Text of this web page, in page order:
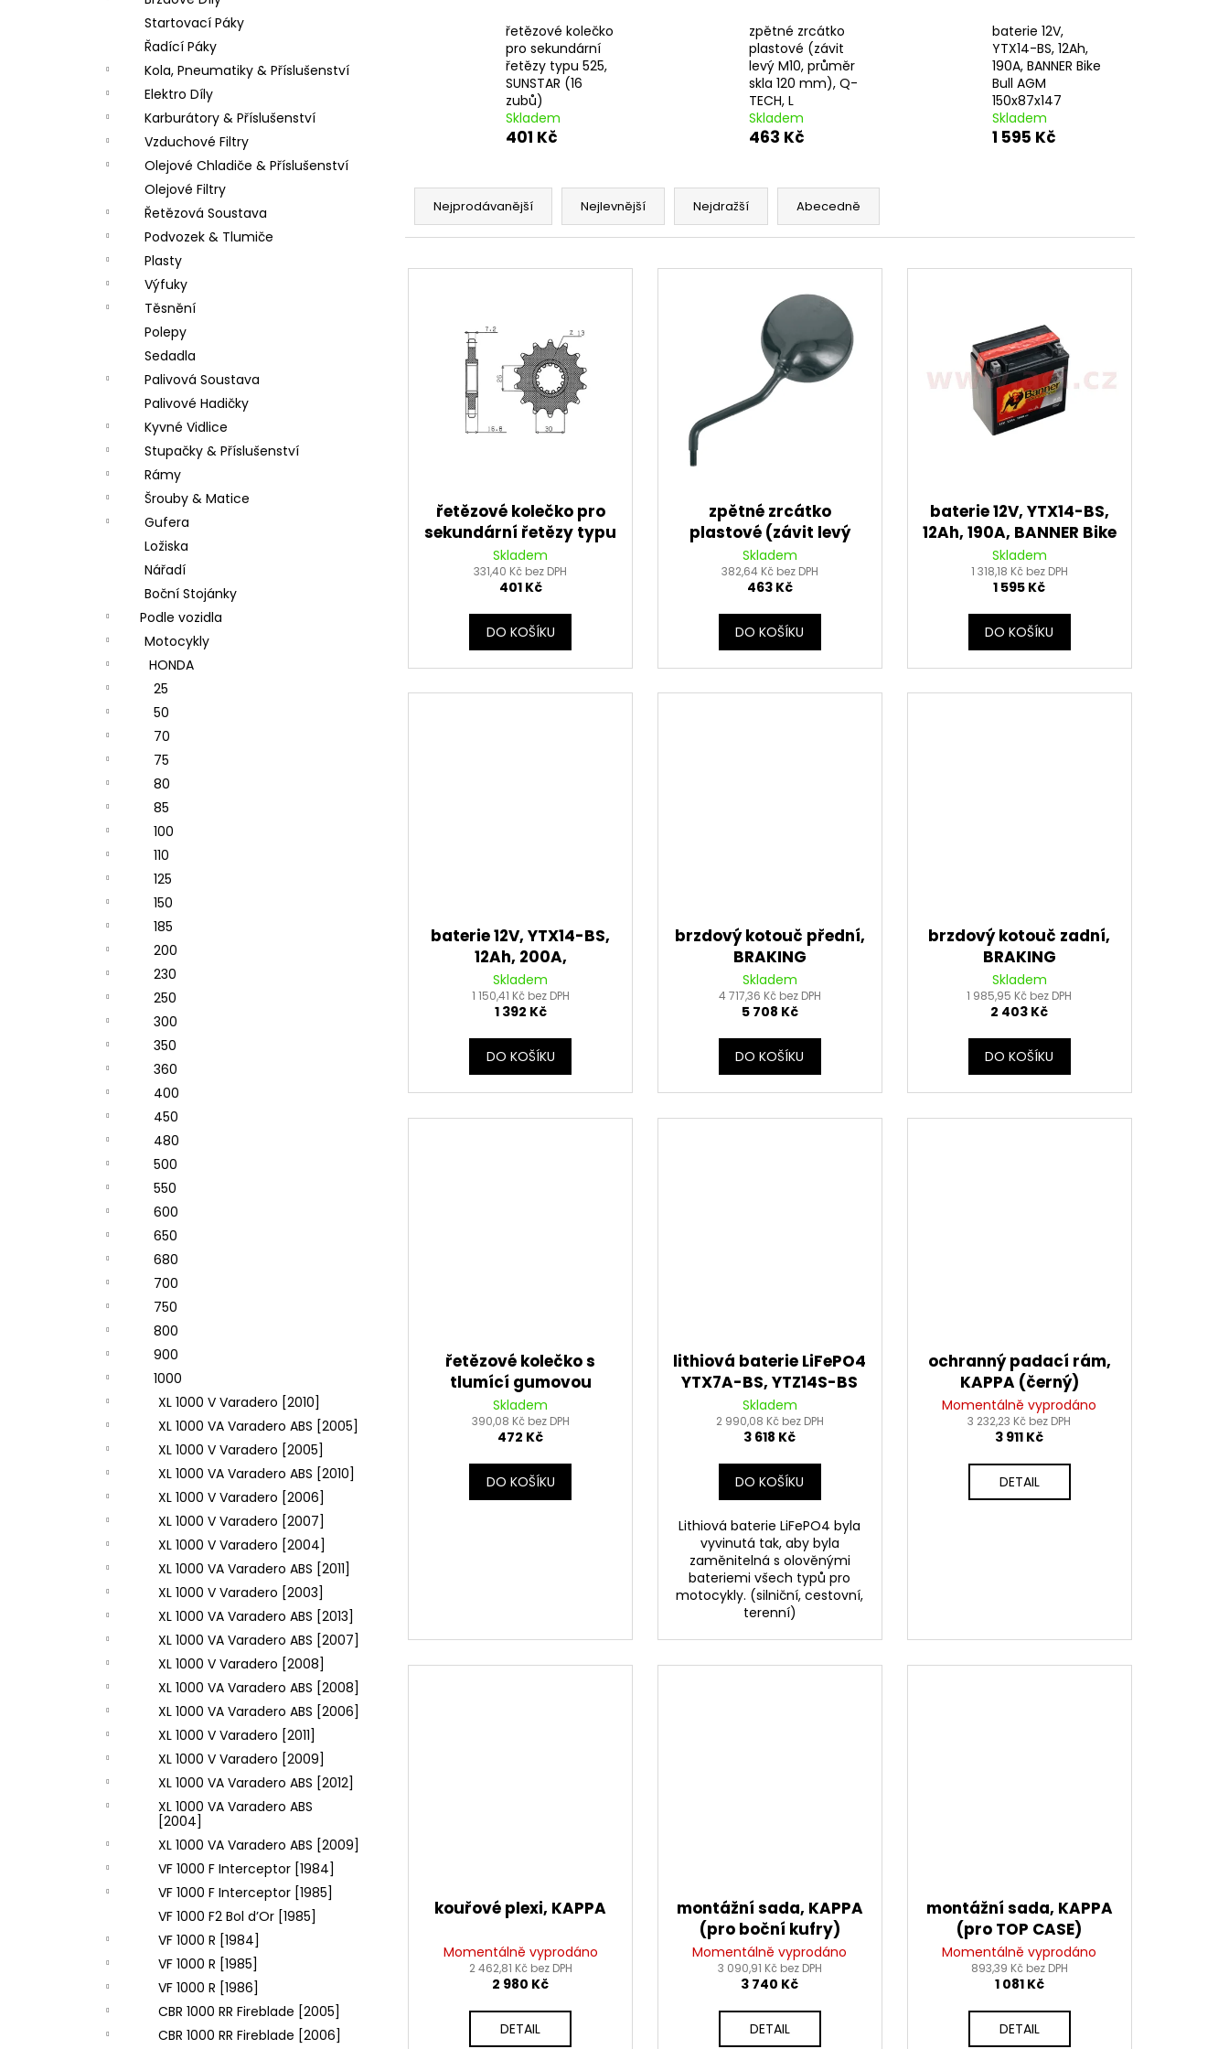
Startovací Páky
Řadící Páky
Kola, Pneumatiky & Příslušenství
Elektro Díly
Karburátory & Příslušenství
Vzduchové Filtry
Olejové Chladiče & Příslušenství
Olejové Filtry
Řetězová Soustava
Podvozek & Tlumiče
Plasty
Výfuky
Těsnění
Polepy
Sedadla
Palivová Soustava
Palivové Hadičky
Kyvné Vidlice
Stupačky & Příslušenství
Rámy
Šrouby & Matice
Gufera
Ložiska
Nářadí
Boční Stojánky
Podle vozidla
Motocykly
HONDA
25
50
70
75
80
85
100
110
125
150
185
200
230
250
300
350
360
400
450
480
500
550
600
650
680
700
750
800
900
1000
XL 1000 V Varadero [2010]
XL 1000 VA Varadero ABS [2005]
XL 1000 V Varadero [2005]
XL 1000 VA Varadero ABS [2010]
XL 1000 V Varadero [2006]
XL 1000 V Varadero [2007]
XL 1000 V Varadero [2004]
XL 1000 VA Varadero ABS [2011]
XL 1000 V Varadero [2003]
XL 1000 VA Varadero ABS [2013]
XL 1000 VA Varadero ABS [2007]
XL 1000 V Varadero [2008]
XL 1000 VA Varadero ABS [2008]
XL 1000 VA Varadero ABS [2006]
XL 1000 V Varadero [2011]
XL 1000 V Varadero [2009]
XL 1000 VA Varadero ABS [2012]
XL 1000 VA Varadero ABS
[2004]
XL 1000 VA Varadero ABS [2009]
VF 1000 F Interceptor [1984]
VF 1000 F Interceptor [1985]
VF 1000 F2 Bol d’Or [1985]
VF 1000 R [1984]
VF 1000 R [1985]
VF 1000 R [1986]
CBR 1000 RR Fireblade [2005]
CBR 1000 RR Fireblade [2006]
řetězové kolečko
pro sekundární
řetězy typu 525,
SUNSTAR (16
zubů)
Skladem
401 Kč
zpětné zrcátko
plastové (závit
levý M10, průměr
skla 120 mm), Q-
TECH, L
Skladem
463 Kč
baterie 12V,
YTX14-BS, 12Ah,
190A, BANNER Bike
Bull AGM
150x87x147
Skladem
1 595 Kč
Ř
z
Nejprodávanější Nejlevnější Nejdražší Abecedně
V
řetězové kolečko pro
sekundární řetězy typu
525, SUNSTAR (16 zubů)
Skladem
331,40 Kč bez DPH
401 Kč
DO KOŠÍKU
zpětné zrcátko
plastové (závit levý
M10, průměr skla 120
mm), Q-TECH, L
Skladem
382,64 Kč bez DPH
463 Kč
DO KOŠÍKU
baterie 12V, YTX14-BS,
12Ah, 190A, BANNER Bike
Bull AGM 150x87x147
Skladem
1 318,18 Kč bez DPH
1 595 Kč
DO KOŠÍKU
baterie 12V, YTX14-BS,
12Ah, 200A,
bezúdržbová MF AGM
150x87x145 FULBAT (vč.
balení elektrolytu)
Skladem
1 150,41 Kč bez DPH
1 392 Kč
DO KOŠÍKU
brzdový kotouč přední,
BRAKING
Skladem
4 717,36 Kč bez DPH
5 708 Kč
DO KOŠÍKU
brzdový kotouč zadní,
BRAKING
Skladem
1 985,95 Kč bez DPH
2 403 Kč
DO KOŠÍKU
řetězové kolečko s
tlumící gumovou
vrstvou pro sekundární
řetězy typu 525, JT (16
zubů)
Skladem
390,08 Kč bez DPH
472 Kč
DO KOŠÍKU
lithiová baterie LiFePO4
YTX7A-BS, YTZ14S-BS
FULBAT 12V, 5Ah, 300A,
hmotnost 0,85 kg,
150x87x93
Skladem
2 990,08 Kč bez DPH
3 618 Kč
DO KOŠÍKU
Lithiová baterie LiFePO4 byla
vyvinutá tak, aby byla
zaměnitelná s olověnými
bateriemi všech typů pro
motocykly. (silniční, cestovní,
terenní)
ochranný padací rám,
KAPPA (černý)
Momentálně vyprodáno
3 232,23 Kč bez DPH
3 911 Kč
DETAIL
kouřové plexi, KAPPA
Momentálně vyprodáno
2 462,81 Kč bez DPH
2 980 Kč
DETAIL
montážní sada, KAPPA
(pro boční kufry)
Momentálně vyprodáno
3 090,91 Kč bez DPH
3 740 Kč
DETAIL
montážní sada, KAPPA
(pro TOP CASE)
Momentálně vyprodáno
893,39 Kč bez DPH
1 081 Kč
DETAIL
PITBIKE DUŠE PŘEDNÍ 14 PALCŮ
200 Kč
PITBIKE SPOJKOVÉ LANKO 94CM, VÝSUV
DEMONX, WPB
120 Kč